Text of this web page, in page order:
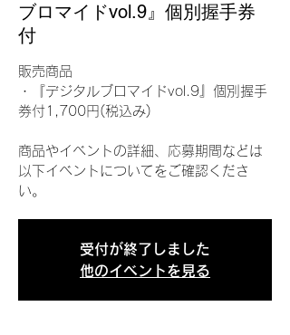
ブロマイドvol.9』個別握手券
付
販売商品
・『デジタルブロマイドvol.9』個別握手
券付1,700円(税込み)
商品やイベントの詳細、応募期間などは
以下イベントについてをご確認くださ
い。
受付が終了しました
他のイベントを見る